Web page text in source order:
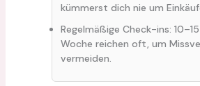
kümmerst dich nie um
Regelmäßige Check-ins:
Woche reichen oft, um
vermeiden.